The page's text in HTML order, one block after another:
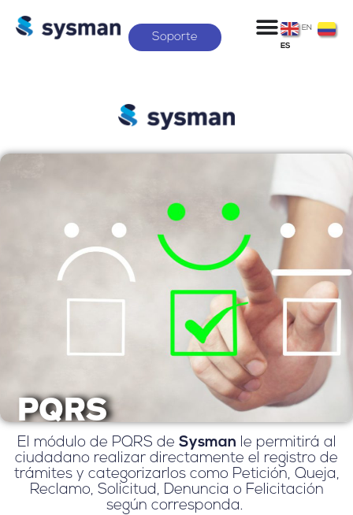
Soporte
EN
ES
PQRS
El módulo de PQRS de Sysman le permitirá al
ciudadano realizar directamente el registro de
trámites y categorizarlos como Petición, Queja,
Reclamo, Solicitud, Denuncia o Felicitación
según corresponda.